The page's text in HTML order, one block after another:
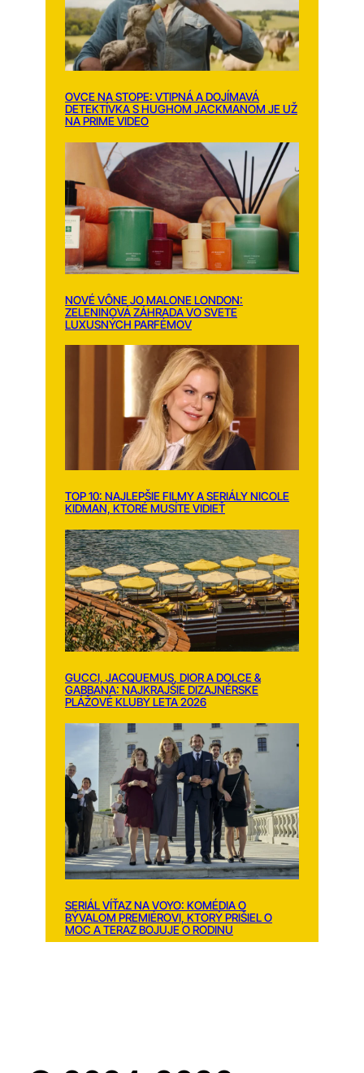
OVCE NA STOPE: VTIPNÁ A DOJÍMAVÁ
DETEKTÍVKA S HUGHOM JACKMANOM JE UŽ
NA PRIME VIDEO
NOVÉ VÔNE JO MALONE LONDON:
ZELENINOVÁ ZÁHRADA VO SVETE
LUXUSNÝCH PARFÉMOV
TOP 10: NAJLEPŠIE FILMY A SERIÁLY NICOLE
KIDMAN, KTORÉ MUSÍTE VIDIEŤ
GUCCI, JACQUEMUS, DIOR A DOLCE &
GABBANA: NAJKRAJŠIE DIZAJNÉRSKE
PLÁŽOVÉ KLUBY LETA 2026
SERIÁL VÍŤAZ NA VOYO: KOMÉDIA O
BÝVALOM PREMIÉROVI, KTORÝ PRIŠIEL O
MOC A TERAZ BOJUJE O RODINU